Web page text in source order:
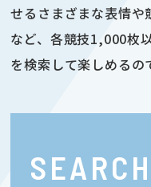
せるさまざまな表情や
など、各競技1,000枚
を検索して楽しめるの
SEARCH